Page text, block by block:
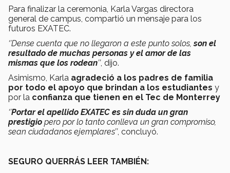
Para finalizar la ceremonia, Karla Vargas directora
general de campus, compartió un mensaje para los
futuros EXATEC.
‘’Dense cuenta que no llegaron a este punto solos,son el
resultado de muchas personas y el amor de las
mismas que los rodean’’, dijo.
Asimismo, Karla agradeció a los padres de familia
por todo el apoyo que brindan a los estudiantes y
por la confianza que tienen en el Tec de Monterrey
‘’Portar el apellido EXATEC es sin duda un gran
prestigio pero por lo tanto conlleva un gran compromiso,
sean ciudadanos ejemplares’’, concluyó.
SEGURO QUERRÁS LEER TAMBIÉN: